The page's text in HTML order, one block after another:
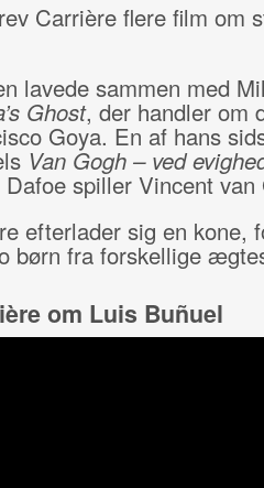
Carrière flere film om
lavede sammen med
Ghost, der handler om
Goya. En af hans
Van Gogh – ved
spiller Vincent van
efterlader sig en kone,
børn fra forskellige
om Luis Buñuel